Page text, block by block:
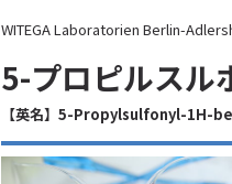
WITEGA Laboratorien Berlin-
5-プロピルスル
【英名】5-Propylsulfonyl-